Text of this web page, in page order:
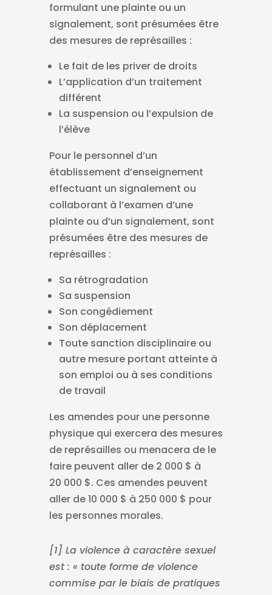
formulant une plainte ou un
signalement, sont présumées être
des mesures de représailles :
Le fait de les priver de droits
L’application d’un traitement
différent
La suspension ou l’expulsion de
l’élève
Pour le personnel d’un
établissement d’enseignement
effectuant un signalement ou
collaborant à l’examen d’une
plainte ou d’un signalement, sont
présumées être des mesures de
représailles :
Sa rétrogradation
Sa suspension
Son congédiement
Son déplacement
Toute sanction disciplinaire ou
autre mesure portant atteinte à
son emploi ou à ses conditions
de travail
Les amendes pour une personne
physique qui exercera des mesures
de représailles ou menacera de le
faire peuvent aller de 2 000 $ à
20 000 $. Ces amendes peuvent
aller de 10 000 $ à 250 000 $ pour
les personnes morales.
[1] La violence à caractère sexuel
est : « toute forme de violence
commise par le biais de pratiques